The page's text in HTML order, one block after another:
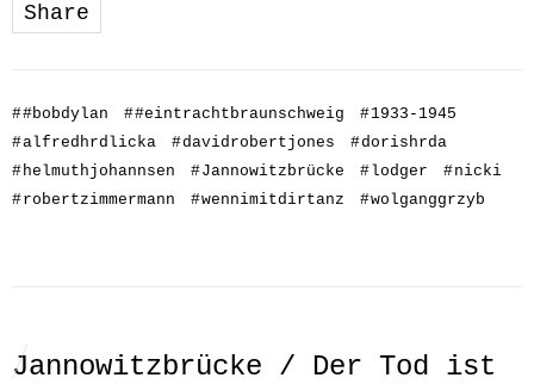
Share
##bobdylan ##eintrachtbraunschweig #1933-1945
#alfredhrdlicka #davidrobertjones #dorishrda
#helmuthjohannsen #Jannowitzbrücke #lodger #nicki
#robertzimmermann #wennimitdirtanz #wolganggrzyb
Jannowitzbrücke / Der Tod ist